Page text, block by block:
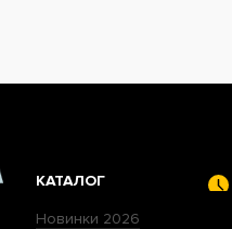
КАТАЛОГ
Новинки 2026